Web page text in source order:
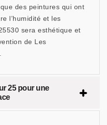
des peintures qui ont
l’humidité et les
sera esthétique et
de Les
25 pour une